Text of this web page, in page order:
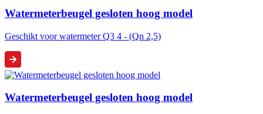
Watermeterbeugel gesloten hoog model
Geschikt voor watermeter Q3 4 - (Qn 2,5)
Watermeterbeugel gesloten hoog model